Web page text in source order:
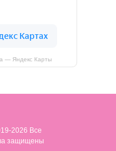
— Яндекс Карты
2026 Все
защищены